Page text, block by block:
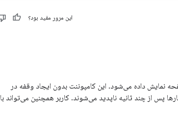
این مرور مفید بود؟
نمایش داده می‌شود. این کامپوننت بدون ایجاد وقفه در
پس از چند ثانیه ناپدید می‌شوند. کاربر همچنین می‌تواند با